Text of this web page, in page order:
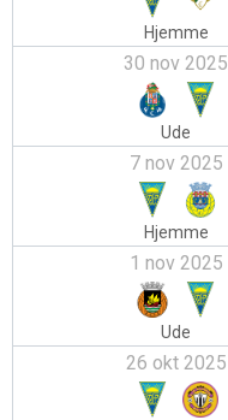
Hjemme
30 nov 2025
Ude
7 nov 2025
Hjemme
1 nov 2025
Ude
26 okt 2025